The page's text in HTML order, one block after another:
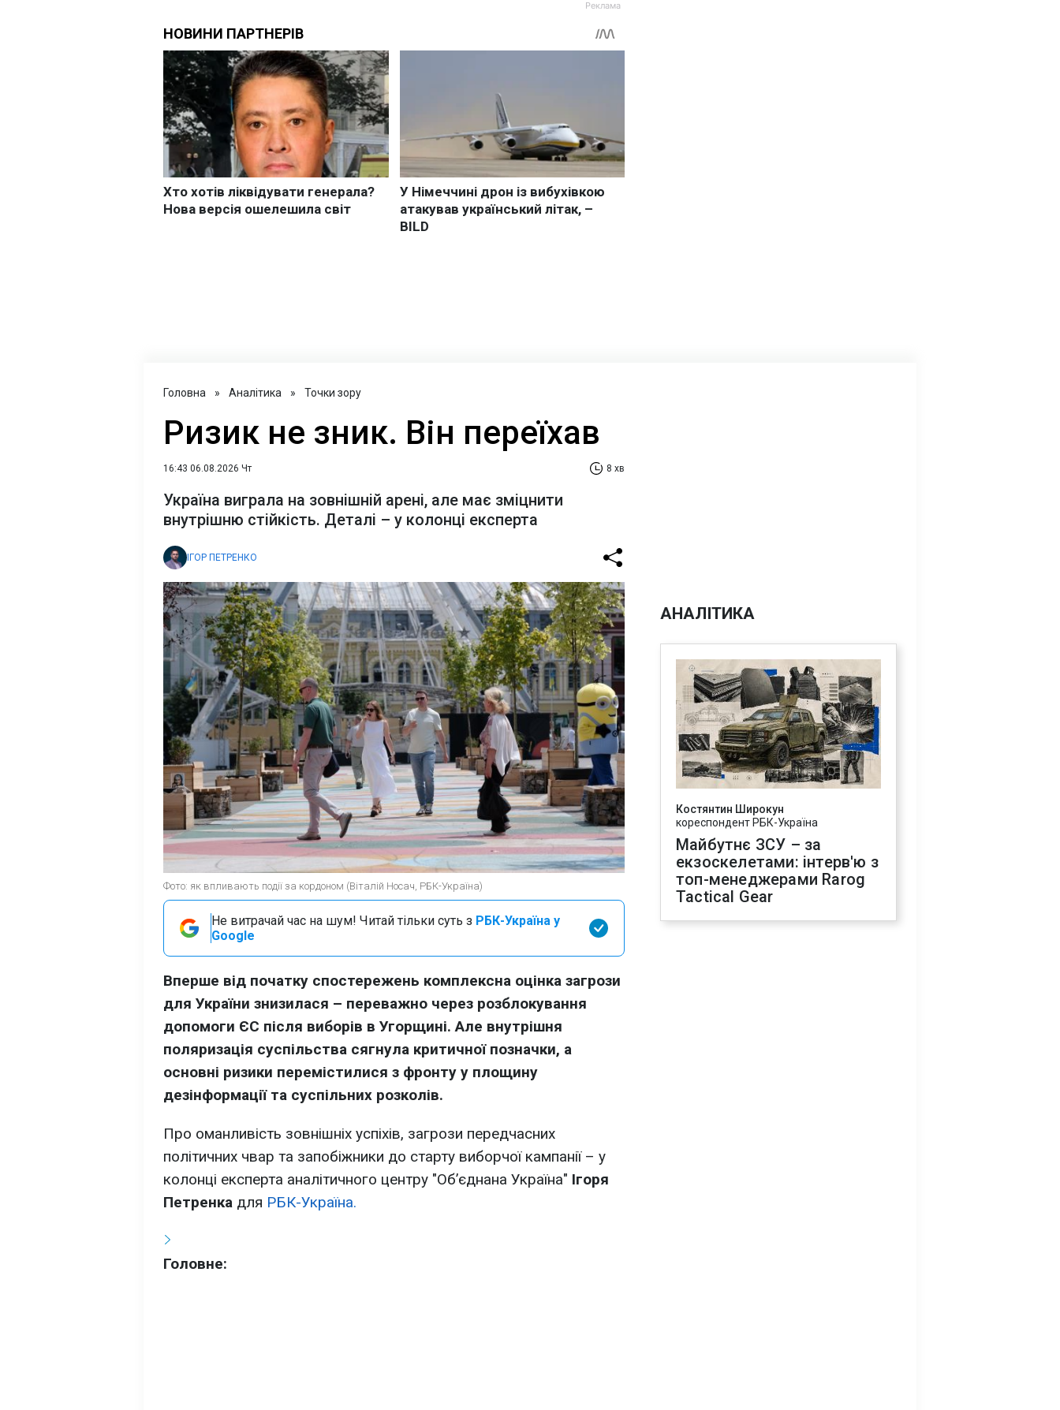
Головна » Аналітика » Точки зору
Ризик не зник. Він переїхав
16:43 06.08.2026 Чт 8 хв
Україна виграла на зовнішній арені, але має зміцнити
внутрішню стійкість. Деталі – у колонці експерта
ІГОР ПЕТРЕНКО
Фото: як впливають події за кордоном (Віталій Носач, РБК-Україна)
Не витрачай час на шум! Читай тільки суть з РБК-Україна у
Google
Вперше від початку спостережень комплексна оцінка загрози
для України знизилася – переважно через розблокування
допомоги ЄС після виборів в Угорщині. Але внутрішня
поляризація суспільства сягнула критичної позначки, а
основні ризики перемістилися з фронту у площину
дезінформації та суспільних розколів.
Про оманливість зовнішніх успіхів, загрози передчасних
політичних чвар та запобіжники до старту виборчої кампанії – у
колонці експерта аналітичного центру "Об’єднана Україна" Ігоря
Петренка для РБК-Україна.
Головне:
АНАЛІТИКА
Костянтин Широкун
кореспондент РБК-Україна
Майбутнє ЗСУ – за
екзоскелетами: інтерв'ю з
топ-менеджерами Rarog
Tactical Gear